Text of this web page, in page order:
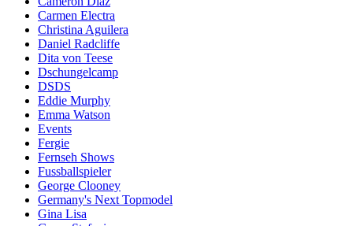
Carmen Electra
Christina Aguilera
Daniel Radcliffe
Dita von Teese
Dschungelcamp
DSDS
Eddie Murphy
Emma Watson
Events
Fergie
Fernseh Shows
Fussballspieler
George Clooney
Germany's Next Topmodel
Gina Lisa